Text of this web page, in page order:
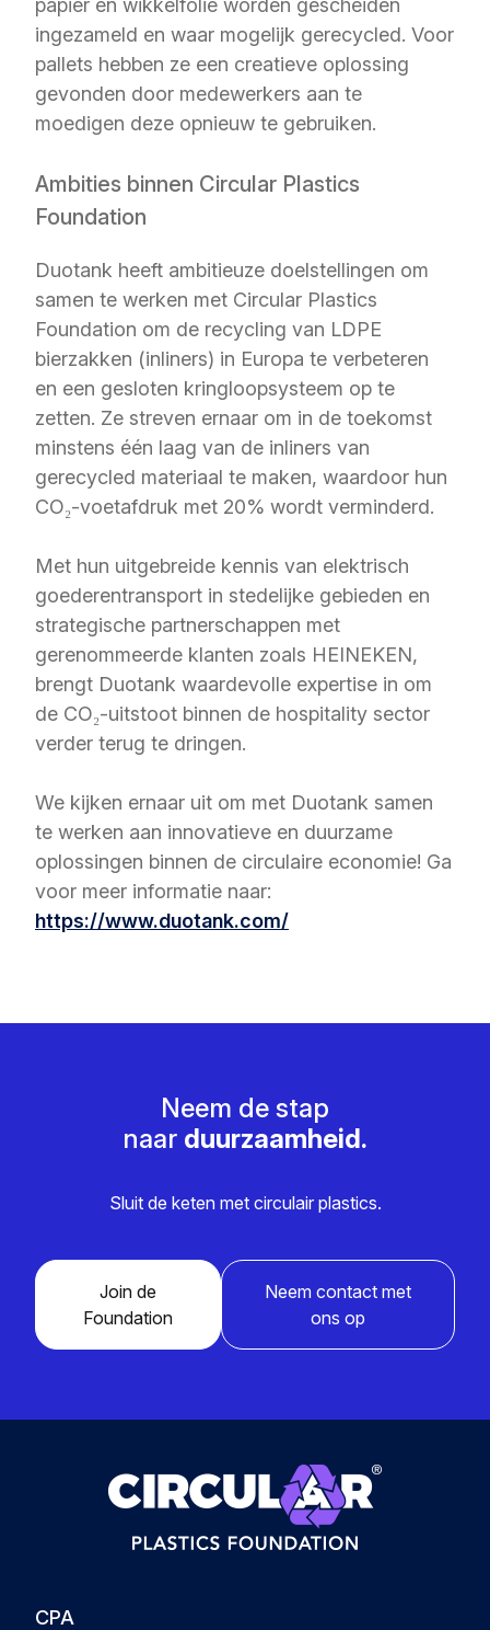
papier en wikkelfolie worden gescheiden
ingezameld en waar mogelijk gerecycled. Voor
pallets hebben ze een creatieve oplossing
gevonden door medewerkers aan te
moedigen deze opnieuw te gebruiken.
Ambities binnen Circular Plastics
Foundation
Duotank heeft ambitieuze doelstellingen om
samen te werken met Circular Plastics
Foundation om de recycling van LDPE
bierzakken (inliners) in Europa te verbeteren
en een gesloten kringloopsysteem op te
zetten. Ze streven ernaar om in de toekomst
minstens één laag van de inliners van
gerecycled materiaal te maken, waardoor hun
CO₂-voetafdruk met 20% wordt verminderd.
Met hun uitgebreide kennis van elektrisch
goederentransport in stedelijke gebieden en
strategische partnerschappen met
gerenommeerde klanten zoals HEINEKEN,
brengt Duotank waardevolle expertise in om
de CO₂-uitstoot binnen de hospitality sector
verder terug te dringen.
We kijken ernaar uit om met Duotank samen
te werken aan innovatieve en duurzame
oplossingen binnen de circulaire economie! Ga
voor meer informatie naar:
https://www.duotank.com/
Neem de stap
naar duurzaamheid.
Sluit de keten met circulair plastics.
Join de
Foundation
Neem contact met
ons op
CPA